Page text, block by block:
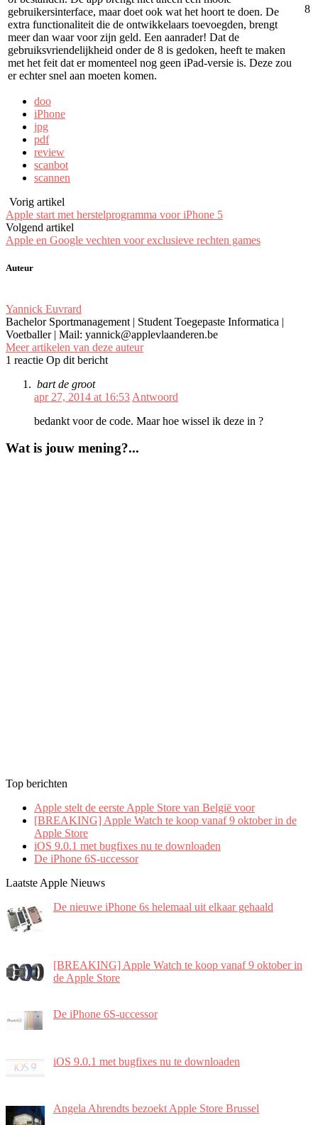
gebruikersinterface, maar doet ook wat het hoort te doen. De
extra functionaliteit die de ontwikkelaars toevoegden, brengt
meer dan waar voor zijn geld. Een aanrader! Dat de
gebruiksvriendelijkheid onder de 8 is gedoken, heeft te maken
met het feit dat er momenteel nog geen iPad-versie is. Deze zou
er echter snel aan moeten komen.
8
doo
iPhone
jpg
pdf
review
scanbot
scannen
Vorig artikel
Apple start met herstelprogramma voor iPhone 5
Volgend artikel
Apple en Google vechten voor exclusieve rechten games
Auteur
Yannick Euvrard
Bachelor Sportmanagement | Student Toegepaste Informatica |
Voetballer | Mail: yannick@applevlaanderen.be
Meer artikelen van deze auteur
1 reactie Op dit bericht
bart de groot
apr 27, 2014 at 16:53 Antwoord
bedankt voor de code. Maar hoe wissel ik deze in ?
Wat is jouw mening?...
Top berichten
Apple stelt de eerste Apple Store van België voor
[BREAKING] Apple Watch te koop vanaf 9 oktober in de
Apple Store
iOS 9.0.1 met bugfixes nu te downloaden
De iPhone 6S-uccessor
Laatste Apple Nieuws
De nieuwe iPhone 6s helemaal uit elkaar gehaald
[BREAKING] Apple Watch te koop vanaf 9 oktober in
de Apple Store
De iPhone 6S-uccessor
iOS 9.0.1 met bugfixes nu te downloaden
Angela Ahrendts bezoekt Apple Store Brussel